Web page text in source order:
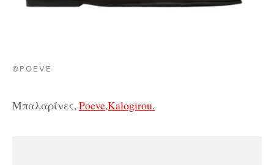
©POEVE
Μπαλαρίνες, Poeve,Kalogirou.